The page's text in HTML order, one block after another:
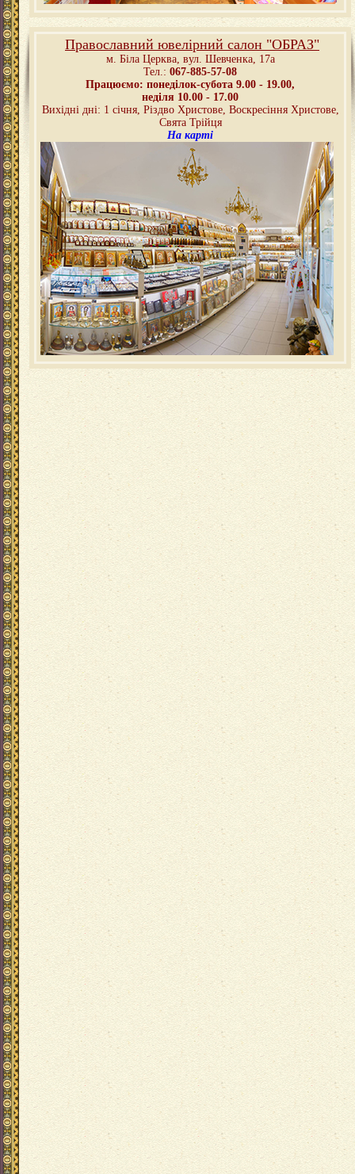
Православний ювелірний салон "ОБРАЗ"
м. Біла Церква, вул. Шевченка, 17а
Тел.: 067-885-57-08
Працюємо: понеділок-субота 9.00 - 19.00,
неділя 10.00 - 17.00
Вихідні дні: 1 січня, Різдво Христове, Воскресіння Христове,
Свята Трійця
На карті